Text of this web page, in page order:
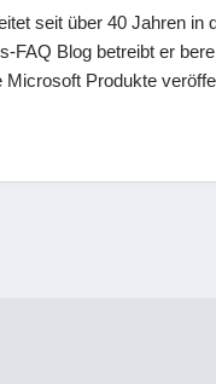
seit über 40 Jahren in
FAQ Blog betreibt er
Microsoft Produkte